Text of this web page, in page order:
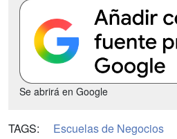
Se abrirá en Google
TAGS: Escuelas de Negocios